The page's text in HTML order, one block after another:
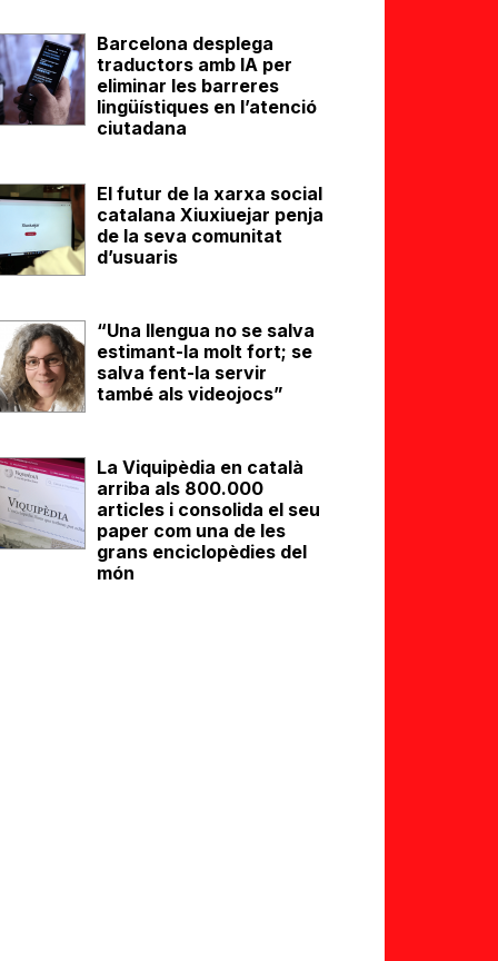
Barcelona desplega
traductors amb IA per
eliminar les barreres
lingüístiques en l’atenció
ciutadana
El futur de la xarxa social
catalana Xiuxiuejar penja
de la seva comunitat
d’usuaris
“Una llengua no se salva
estimant-la molt fort; se
salva fent-la servir
també als videojocs”
La Viquipèdia en català
arriba als 800.000
articles i consolida el seu
paper com una de les
grans enciclopèdies del
món